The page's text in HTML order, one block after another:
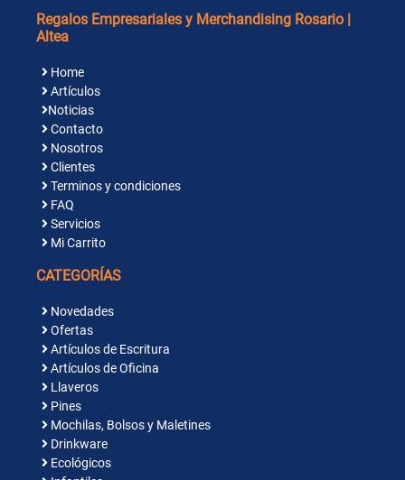
Regalos Empresariales y Merchandising Rosario |
Altea
Home
Artículos
Noticias
Contacto
Nosotros
Clientes
Terminos y condiciones
FAQ
Servicios
Mi Carrito
CATEGORÍAS
Novedades
Ofertas
Artículos de Escritura
Artículos de Oficina
Llaveros
Pines
Mochilas, Bolsos y Maletines
Drinkware
Ecológicos